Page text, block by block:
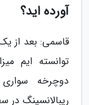
آورده اید؟
توانسته ایم
دوچرخه
ریبالانسینگ